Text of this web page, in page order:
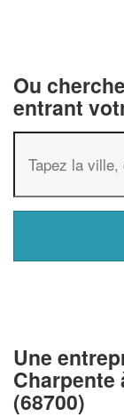
Ou
entrant
Une
Charpente
(68700)